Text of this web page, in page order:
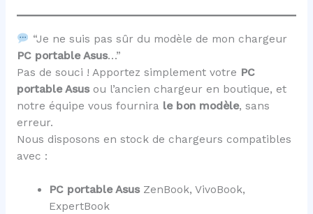
“Je ne suis pas sûr du modèle de mon chargeur
PC portable Asus…”
Pas de souci ! Apportez simplement votre PC
portable Asus ou l’ancien chargeur en boutique, et
notre équipe vous fournira le bon modèle, sans
erreur.
Nous disposons en stock de chargeurs compatibles
avec :
PC portable Asus ZenBook, VivoBook,
ExpertBook